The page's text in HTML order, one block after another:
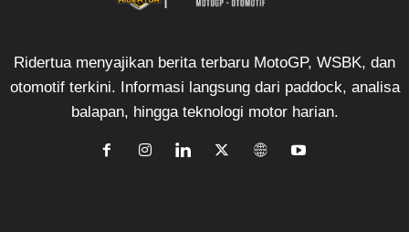
Ridertua menyajikan berita terbaru MotoGP, WSBK, dan
otomotif terkini. Informasi langsung dari paddock, analisa
balapan, hingga teknologi motor harian.